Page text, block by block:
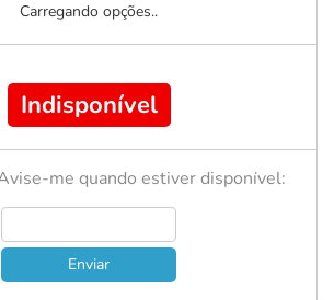
Carregando opções..
Indisponível
me quando estiver disponível:
Enviar